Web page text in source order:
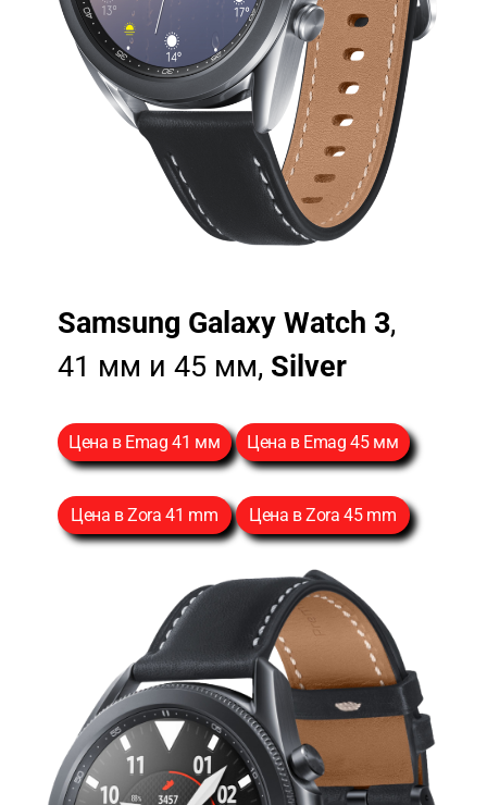
Samsung Galaxy Watch 3,
41 мм и 45 мм, Silver
Цена в Emag 41 мм Цена в Emag 45 мм
Цена в Zora 41 mm Цена в Zora 45 mm